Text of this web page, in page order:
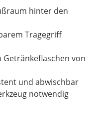
hinter den
Tragegriff
von
und abwischbar
notwendig